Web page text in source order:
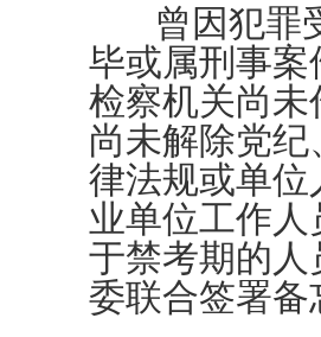
曾因犯罪受
毕或属刑事
检察机关尚
尚未解除党
律法规或单
业单位工作
于禁考期的
委联合签署